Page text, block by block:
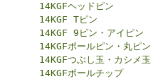
14KGFヘッドピン
14KGF Tピン
14KGF 9ピン・アイピン
14KGFボールピン・丸ピン
14KGFつぶし玉・カシメ玉
14KGFボールチップ